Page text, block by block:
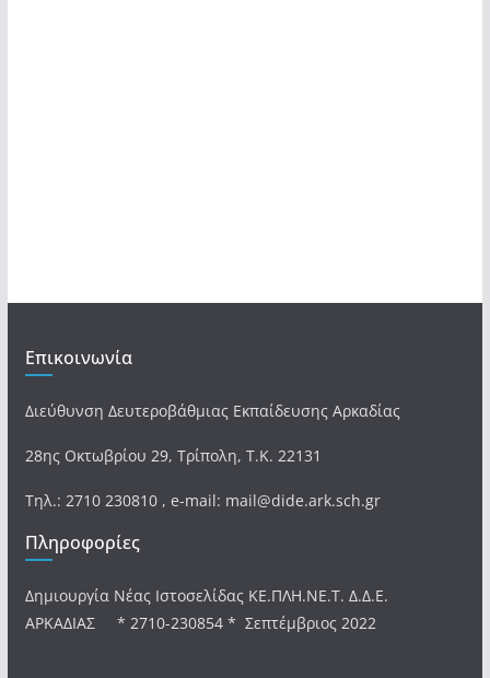
Επικοινωνία
Διεύθυνση Δευτεροβάθμιας Εκπαίδευσης Αρκαδίας
28ης Οκτωβρίου 29, Τρίπολη, Τ.Κ. 22131
Τηλ.: 2710 230810 , e-mail: mail@dide.ark.sch.gr
Πληροφορίες
Δημιουργία Νέας Ιστοσελίδας ΚΕ.ΠΛΗ.ΝΕ.Τ. Δ.Δ.Ε.
ΑΡΚΑΔΙΑΣ * 2710-230854 * Σεπτέμβριος 2022